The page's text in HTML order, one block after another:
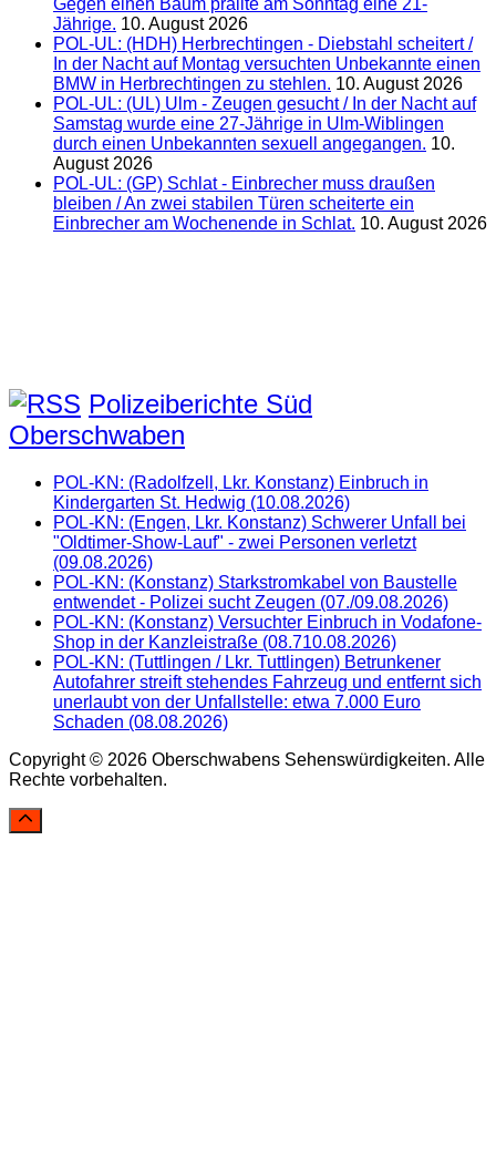
Gegen einen Baum prallte am Sonntag eine 21-
Jährige. 10. August 2026
POL-UL: (HDH) Herbrechtingen - Diebstahl scheitert /
In der Nacht auf Montag versuchten Unbekannte einen
BMW in Herbrechtingen zu stehlen. 10. August 2026
POL-UL: (UL) Ulm - Zeugen gesucht / In der Nacht auf
Samstag wurde eine 27-Jährige in Ulm-Wiblingen
durch einen Unbekannten sexuell angegangen. 10.
August 2026
POL-UL: (GP) Schlat - Einbrecher muss draußen
bleiben / An zwei stabilen Türen scheiterte ein
Einbrecher am Wochenende in Schlat. 10. August 2026
Polizeiberichte Süd
Oberschwaben
POL-KN: (Radolfzell, Lkr. Konstanz) Einbruch in
Kindergarten St. Hedwig (10.08.2026)
POL-KN: (Engen, Lkr. Konstanz) Schwerer Unfall bei
"Oldtimer-Show-Lauf" - zwei Personen verletzt
(09.08.2026)
POL-KN: (Konstanz) Starkstromkabel von Baustelle
entwendet - Polizei sucht Zeugen (07./09.08.2026)
POL-KN: (Konstanz) Versuchter Einbruch in Vodafone-
Shop in der Kanzleistraße (08.710.08.2026)
POL-KN: (Tuttlingen / Lkr. Tuttlingen) Betrunkener
Autofahrer streift stehendes Fahrzeug und entfernt sich
unerlaubt von der Unfallstelle: etwa 7.000 Euro
Schaden (08.08.2026)
Copyright © 2026 Oberschwabens Sehenswürdigkeiten. Alle
Rechte vorbehalten.